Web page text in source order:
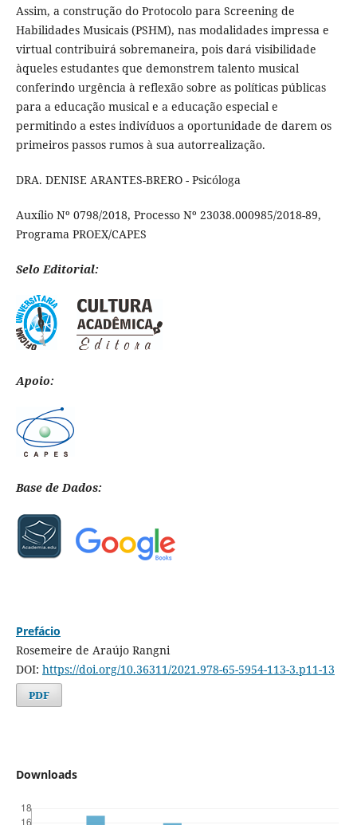
Assim, a construção do Protocolo para Screening de
Habilidades Musicais (PSHM), nas modalidades impressa e
virtual contribuirá sobremaneira, pois dará visibilidade
àqueles estudantes que demonstrem talento musical
conferindo urgência à reflexão sobre as políticas públicas
para a educação musical e a educação especial e
permitindo a estes indivíduos a oportunidade de darem os
primeiros passos rumos à sua autorrealização.
DRA. DENISE ARANTES-BRERO - Psicóloga
Auxílio Nº 0798/2018, Processo Nº 23038.000985/2018-89,
Programa PROEX/CAPES
Selo Editorial:
Apoio:
Base de Dados:
Prefácio
Rosemeire de Araújo Rangni
DOI: https://doi.org/10.36311/2021.978-65-5954-113-3.p11-13
PDF
Downloads